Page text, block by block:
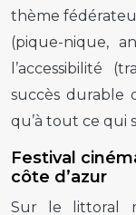
thème
(pique-nique,
l’accessibilité
succès durable
qu’à tout ce qui
Festival
côte d’azur
Sur le littoral